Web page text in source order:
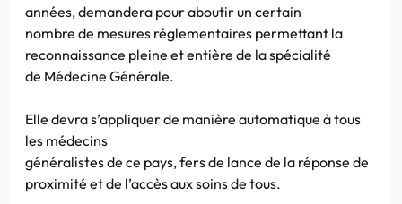
années, demandera pour aboutir un certain
nombre de mesures réglementaires permettant la
reconnaissance pleine et entière de la spécialité
de Médecine Générale.
Elle devra s’appliquer de manière automatique à tous
les médecins
généralistes de ce pays, fers de lance de la réponse de
proximité et de l’accès aux soins de tous.